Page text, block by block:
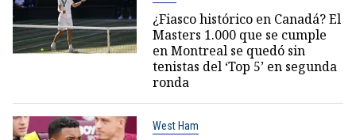
¿Fiasco histórico en Canadá? El
Masters 1.000 que se cumple
en Montreal se quedó sin
tenistas del ‘Top 5’ en segunda
ronda
West Ham